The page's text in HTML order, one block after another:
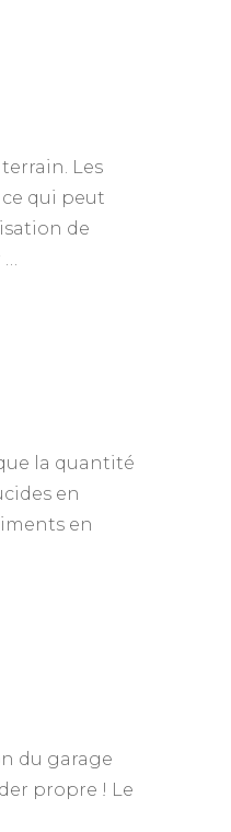
Les
qui peut
de
…
la quantité
en
en
du garage
propre ! Le